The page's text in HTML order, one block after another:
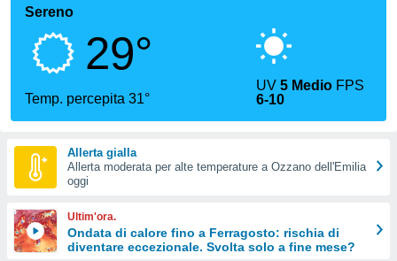
per
le
di
Web
le
Sereno
29°
Temp. percepita 31°
UV5 Medio FPS
6-10
Allerta gialla
Allerta moderata per alte temperature a Ozzano dell'Emilia
oggi
Ultim'ora.
Ondata di calore fino a Ferragosto: rischia di
diventare eccezionale. Svolta solo a fine mese?